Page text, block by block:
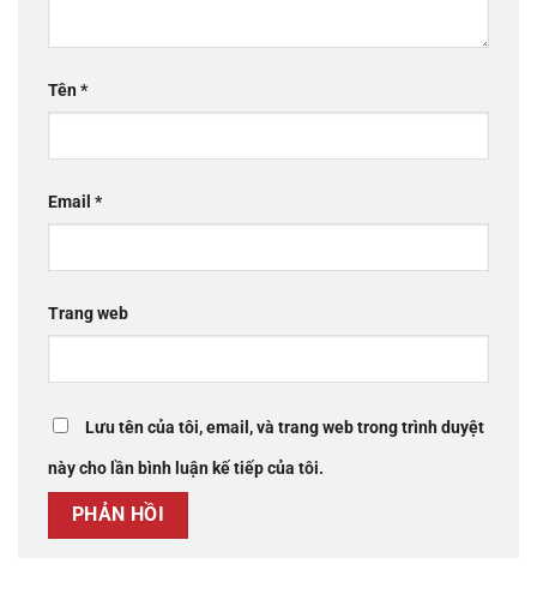
Tên*
Email *
Trang web
Lưu tên của tôi, email, và trang web trong trình duyệt
này cho lần bình luận kế tiếp của tôi.